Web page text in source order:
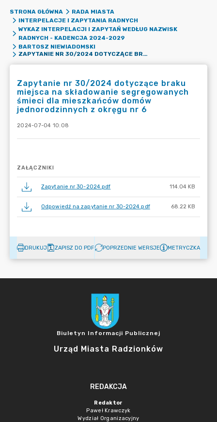
STRONA GŁÓWNA
RADA MIASTA
INTERPELACJE I ZAPYTANIA RADNYCH
WYKAZ INTERPELACJI I ZAPYTAŃ WEDŁUG NAZWISK
RADNYCH - KADENCJA 2024-2029
BARTOSZ NIEWIADOMSKI
ZAPYTANIE NR 30/2024 DOTYCZĄCE BRAKU MIEJSCA NA SKŁADOWANIE SEGREGOWANYCH ŚMIECI DLA MIESZKAŃCÓW DOMÓW JEDNORODZINNYCH Z OKRĘGU NR 6
Zapytanie nr 30/2024 dotyczące braku
miejsca na składowanie segregowanych
śmieci dla mieszkańców domów
jednorodzinnych z okręgu nr 6
2024-07-04 10:08
ZAŁĄCZNIKI
Zapytanie nr 30-2024.pdf 114.04 KB
Odpowiedź na zapytanie nr 30-2024.pdf 68.22 KB
DRUKUJ ZAPISZ DO PDF POPRZEDNIE WERSJE METRYCZKA
Biuletyn Informacji Publicznej
Urząd Miasta Radzionków
REDAKCJA
Redaktor
Paweł Krawczyk
Wydział Organizacyjny